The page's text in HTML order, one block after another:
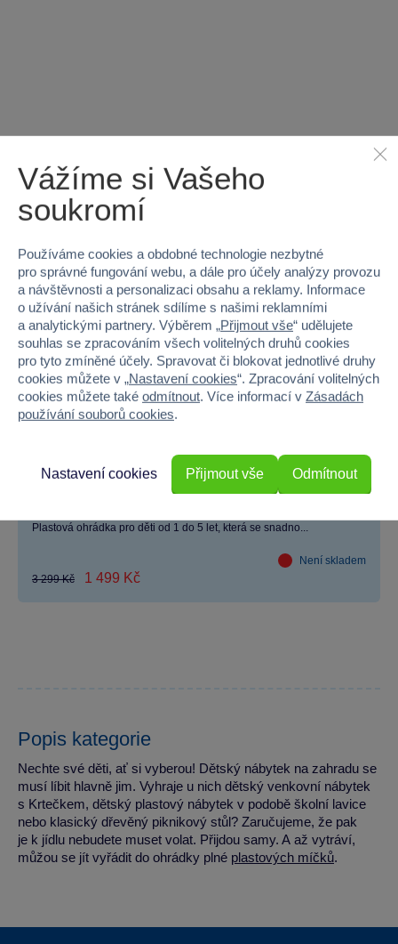
−55 %
Plastová ohrádka pro děti od 1 do 5 let, která se snadno...
Není skladem
3 299 Kč
1 499 Kč
Popis kategorie
Nechte své děti, ať si vyberou! Dětský nábytek na zahradu se
musí líbit hlavně jim. Vyhraje u nich dětský venkovní nábytek
s Krtečkem, dětský plastový nábytek v podobě školní lavice
nebo klasický dřevěný piknikový stůl? Zaručujeme, že pak
je k jídlu nebudete muset volat. Přijdou samy. A až vytráví,
můžou se jít vyřádit do ohrádky plné plastových míčků.
Vážíme si Vašeho
soukromí
Používáme cookies a obdobné technologie nezbytné
pro správné fungování webu, a dále pro účely analýzy provozu
a návštěvnosti a personalizaci obsahu a reklamy. Informace
o užívání našich stránek sdílíme s našimi reklamními
a analytickými partnery. Výběrem „Přijmout vše“ udělujete
souhlas se zpracováním všech volitelných druhů cookies
pro tyto zmíněné účely. Spravovat či blokovat jednotlivé druhy
cookies můžete v „Nastavení cookies“. Zpracování volitelných
cookies můžete také odmítnout. Více informací v Zásadách
používání souborů cookies.
Odmítnout
Nastavení cookies Přijmout vše